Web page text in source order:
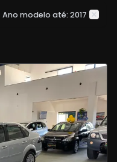
Ano modelo até: 2017